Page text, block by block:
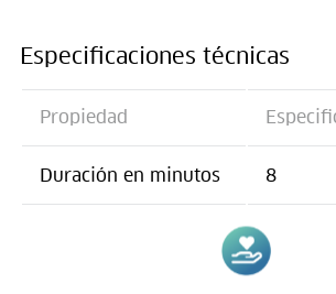
Especificaciones técnicas
Propiedad
Duración en minutos 8